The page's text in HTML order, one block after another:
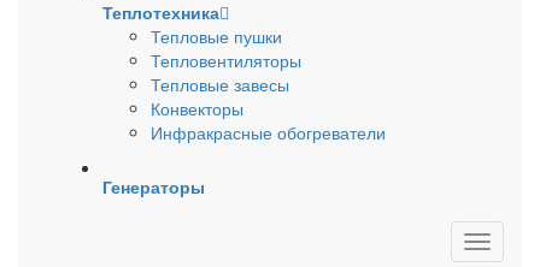
Теплотехника
Тепловые пушки
Тепловентиляторы
Тепловые завесы
Конвекторы
Инфракрасные обогреватели
Генераторы